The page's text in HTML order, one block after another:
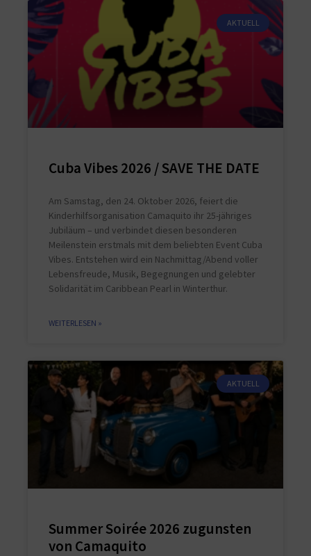
AKTUELL
Cuba Vibes 2026 / SAVE THE DATE
Am Samstag, den 24. Oktober 2026, feiert die
Kinderhilfsorganisation Camaquito ihr 25-jähriges
Jubiläum – und verbindet diesen besonderen
Meilenstein erstmals mit dem beliebten Event Cuba
Vibes. Entstehen wird ein Nachmittag/Abend voller
Lebensfreude, Musik, Begegnungen und gelebter
Solidarität im Caribbean Pearl in Winterthur.
WEITERLESEN »
AKTUELL
Summer Soirée 2026 zugunsten
von Camaquito